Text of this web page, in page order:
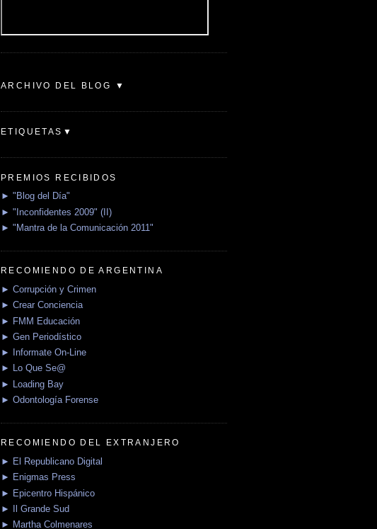
ARCHIVO DEL BLOG ▼
ETIQUETAS▼
PREMIOS RECIBIDOS
► "Blog del Día"
► "Inconfidentes 2009" (II)
► "Mantra de la Comunicación 2011"
RECOMIENDO DE ARGENTINA
► Corrupción y Crimen
► Crear Conciencia
► FMM Educación
► Gen Periodístico
► Informate On-Line
► Lo Que Se@
► Loading Bay
► Odontología Forense
RECOMIENDO DEL EXTRANJERO
► El Republicano Digital
► Enigmas Press
► Epicentro Hispánico
► Il Grande Sud
► Martha Colmenares